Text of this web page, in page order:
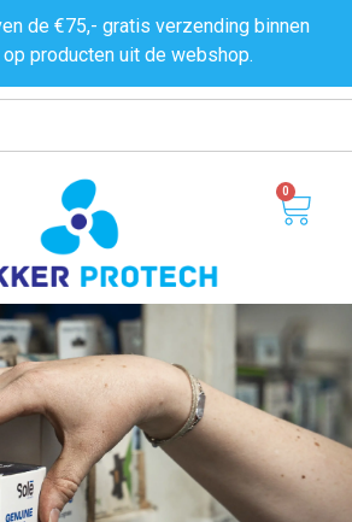
de €75,- gratis verzending binnen
producten uit de webshop.
0